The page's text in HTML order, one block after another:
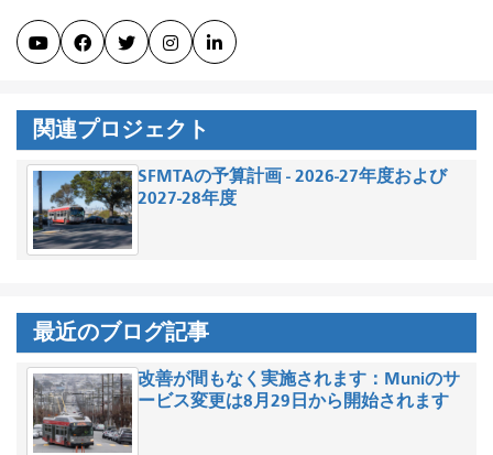
    
関連プロジェクト
SFMTAの予算計画 - 2026-27年度および
2027-28年度
最近のブログ記事
改善が間もなく実施されます：Muniのサ
ービス変更は8月29日から開始されます